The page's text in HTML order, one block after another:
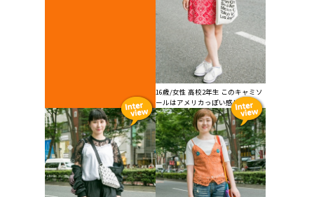
16歳/女性 高校2年生 このキャミソ
ールはアメリカっぽい感じ...